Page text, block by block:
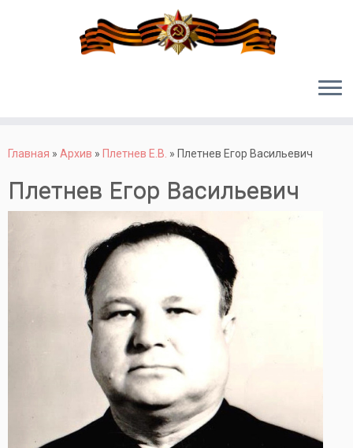
Главная » Архив » Плетнев Е.В. » Плетнев Егор Васильевич
Плетнев Егор Васильевич